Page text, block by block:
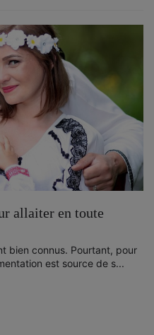
allaiter en toute
bien connus. Pourtant, pour
est source de s...